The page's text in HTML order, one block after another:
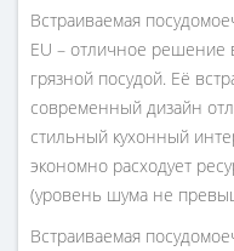
Встраиваемая
EU – отличное решение
грязной посудой. Её
современный дизайн
стильный кухонный
экономно расходует
(уровень шума не
Встраиваемая